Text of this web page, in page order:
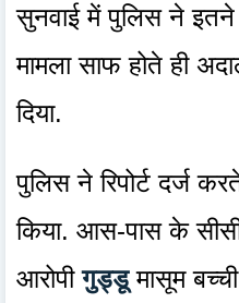
सुनवाई में पुलिस ने
मामला साफ होते ही
दिया.
पुलिस ने रिपोर्ट दर्ज
किया. आस-पास के
आरोपीगुड्डूमासूम